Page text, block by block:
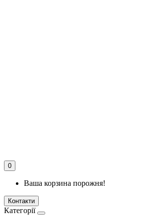
0
Ваша корзина порожня!
Контакти
Категорії